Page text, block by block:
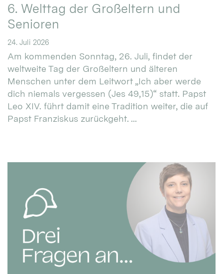
6. Welttag der Großeltern und
Senioren
24. Juli 2026
Am kommenden Sonntag, 26. Juli, findet der
weltweite Tag der Großeltern und älteren
Menschen unter dem Leitwort „Ich aber werde
dich niemals vergessen (Jes 49,15)“ statt. Papst
Leo XIV. führt damit eine Tradition weiter, die auf
Papst Franziskus zurückgeht. ...